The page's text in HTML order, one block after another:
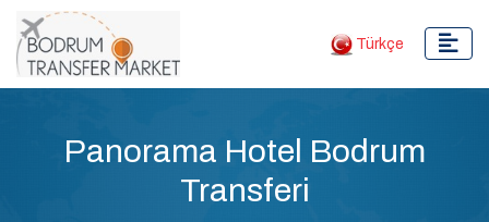
Türkçe
Panorama Hotel Bodrum
Transferi